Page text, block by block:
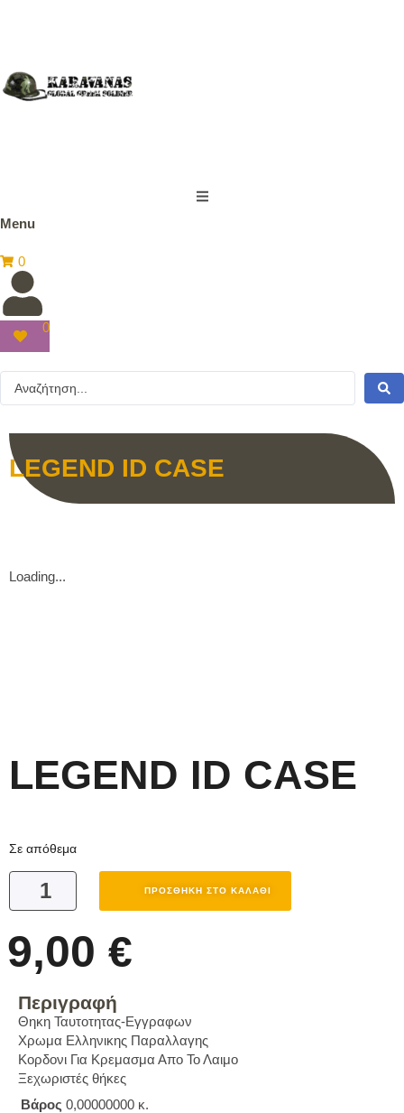
Menu
0
0
LEGEND ID CASE
Loading...
LEGEND ID CASE
Σε απόθεμα
ΠΡΟΣΘΉΚΗ ΣΤΟ ΚΑΛΆΘΙ
9,00 €
Περιγραφή
Θηκη Ταυτοτητας-Εγγραφων
Χρωμα Ελληνικης Παραλλαγης
Κορδονι Για Κρεμασμα Απο Το Λαιμο
Ξεχωριστές θήκες
Βάρος 0,00000000 κ.